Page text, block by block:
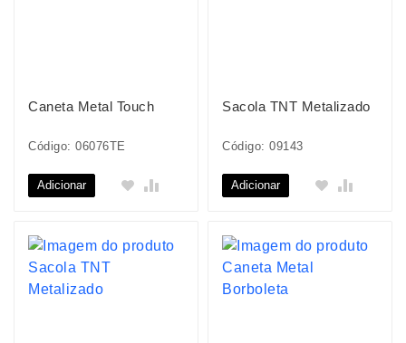
Caneta Metal Touch
Código: 06076TE
Adicionar
Sacola TNT Metalizado
Código: 09143
Adicionar